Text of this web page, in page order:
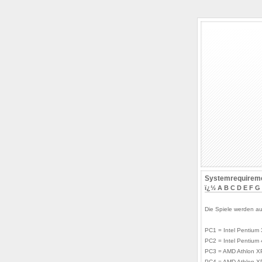
ï¿½ A B C D E F G
Die Spiele werden
PC1 = Intel Pentium
PC2 = Intel Pentium
PC3 = AMD Athlon